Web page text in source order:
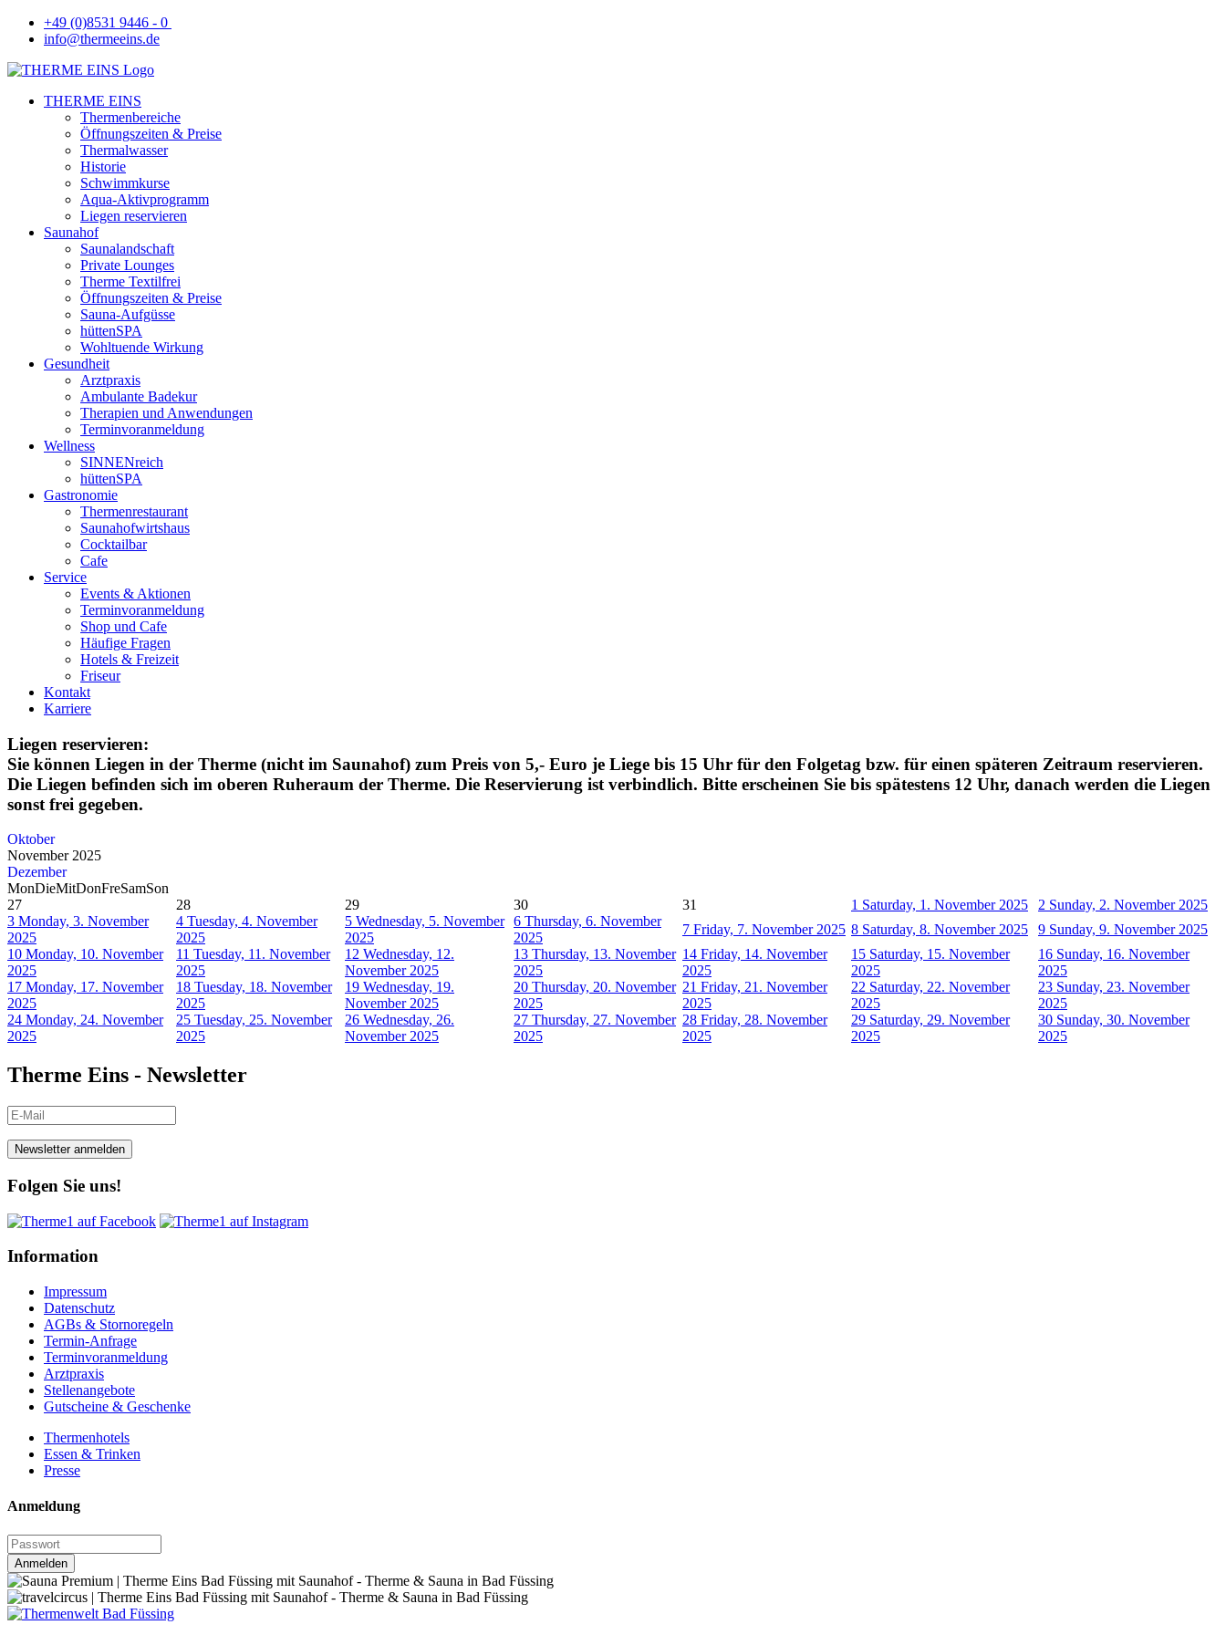
+49 (0)8531 9446 - 0
info@thermeeins.de
THERME EINS
Thermenbereiche
Öffnungszeiten & Preise
Thermalwasser
Historie
Schwimmkurse
Aqua-Aktivprogramm
Liegen reservieren
Saunahof
Saunalandschaft
Private Lounges
Therme Textilfrei
Öffnungszeiten & Preise
Sauna-Aufgüsse
hüttenSPA
Wohltuende Wirkung
Gesundheit
Arztpraxis
Ambulante Badekur
Therapien und Anwendungen
Terminvoranmeldung
Wellness
SINNENreich
hüttenSPA
Gastronomie
Thermenrestaurant
Saunahofwirtshaus
Cocktailbar
Cafe
Service
Events & Aktionen
Terminvoranmeldung
Shop und Cafe
Häufige Fragen
Hotels & Freizeit
Friseur
Kontakt
Karriere
Liegen reservieren:
Sie können Liegen in der Therme (nicht im Saunahof) zum Preis von 5,- Euro je Liege bis 15 Uhr für den Folgetag bzw. für einen späteren Zeitraum reservieren.
Die Liegen befinden sich im oberen Ruheraum der Therme. Die Reservierung ist verbindlich. Bitte erscheinen Sie bis spätestens 12 Uhr, danach werden die Liegen
sonst frei gegeben.
Oktober
November 2025
Dezember
MonDieMitDonFreSamSon
27
28 29 30 31 1 Saturday, 1. November 2025 2 Sunday, 2. November 2025
3 Monday, 3. November
2025
4 Tuesday, 4. November
2025
5 Wednesday, 5. November
2025
6 Thursday, 6. November
2025
7 Friday, 7. November 2025 8 Saturday, 8. November 2025 9 Sunday, 9. November 2025
10 Monday, 10. November
2025
11 Tuesday, 11. November
2025
12 Wednesday, 12.
November 2025
13 Thursday, 13. November
2025
14 Friday, 14. November
2025
15 Saturday, 15. November
2025
16 Sunday, 16. November
2025
17 Monday, 17. November
2025
18 Tuesday, 18. November
2025
19 Wednesday, 19.
November 2025
20 Thursday, 20. November
2025
21 Friday, 21. November
2025
22 Saturday, 22. November
2025
23 Sunday, 23. November
2025
24 Monday, 24. November
2025
25 Tuesday, 25. November
2025
26 Wednesday, 26.
November 2025
27 Thursday, 27. November
2025
28 Friday, 28. November
2025
29 Saturday, 29. November
2025
30 Sunday, 30. November
2025
Therme Eins - Newsletter
Newsletter anmelden
Folgen Sie uns!
Information
Impressum
Datenschutz
AGBs & Stornoregeln
Termin-Anfrage
Terminvoranmeldung
Arztpraxis
Stellenangebote
Gutscheine & Geschenke
Thermenhotels
Essen & Trinken
Presse
Anmeldung
Anmelden